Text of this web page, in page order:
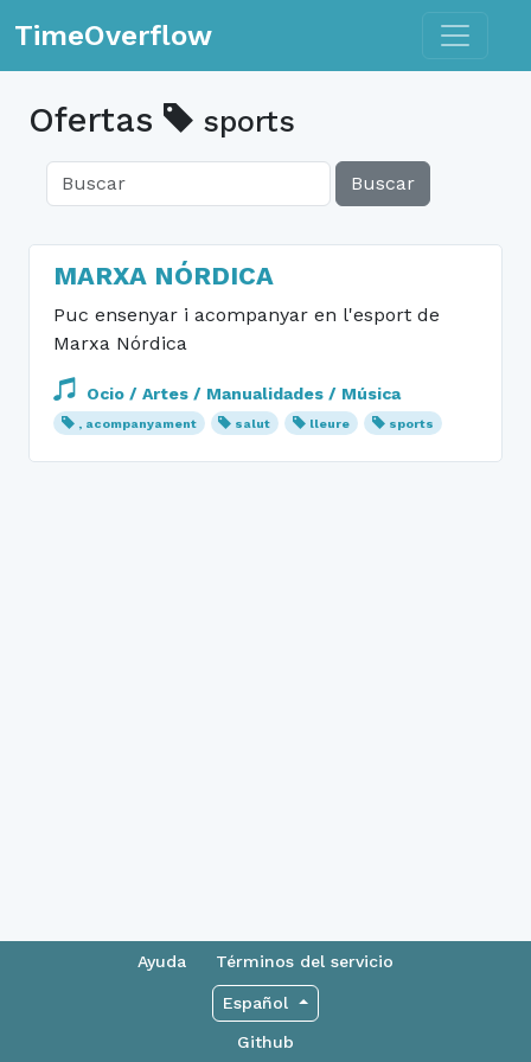
TimeOverflow Toggle
Ofertas sports
Buscar
MARXA NÓRDICA
Puc ensenyar i acompanyar en l'esport de
Marxa Nórdica
Ocio / Artes / Manualidades / Música
, acompanyament salut lleure sports
Ayuda Términos del servicio
Español
Github